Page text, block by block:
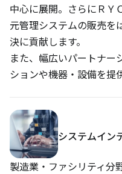
中心に展開。さらにＲＹ
元管理システムの販売を
決に貢献します。
また、幅広いパートナー
ションや機器・設備を提
システムイン
製造業・ファシリティ分